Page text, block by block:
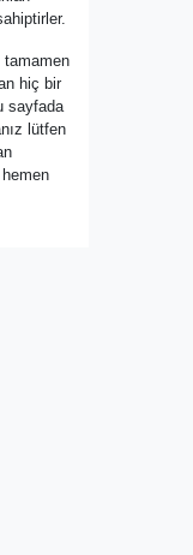
tamamen
hiç bir
sayfada
lütfen